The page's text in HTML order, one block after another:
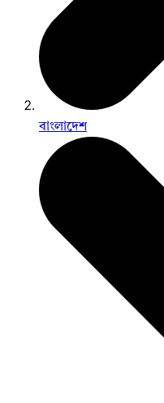
বাংলাদেশ